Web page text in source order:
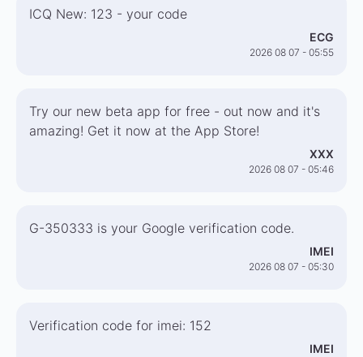
ICQ New: 123 - your code
ECG
2026 08 07 - 05:55
Try our new beta app for free - out now and it's
amazing! Get it now at the App Store!
XXX
2026 08 07 - 05:46
G-350333 is your Google verification code.
IMEI
2026 08 07 - 05:30
Verification code for imei: 152
IMEI